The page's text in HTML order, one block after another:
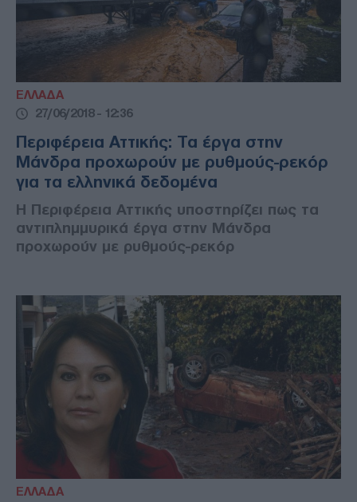
ΕΛΛΑΔΑ
27/06/2018 - 12:36
Περιφέρεια Αττικής: Τα έργα στην
Μάνδρα προχωρούν με ρυθμούς-ρεκόρ
για τα ελληνικά δεδομένα
Η Περιφέρεια Αττικής υποστηρίζει πως τα
αντιπλημμυρικά έργα στην Μάνδρα
προχωρούν με ρυθμούς-ρεκόρ
ΕΛΛΑΔΑ